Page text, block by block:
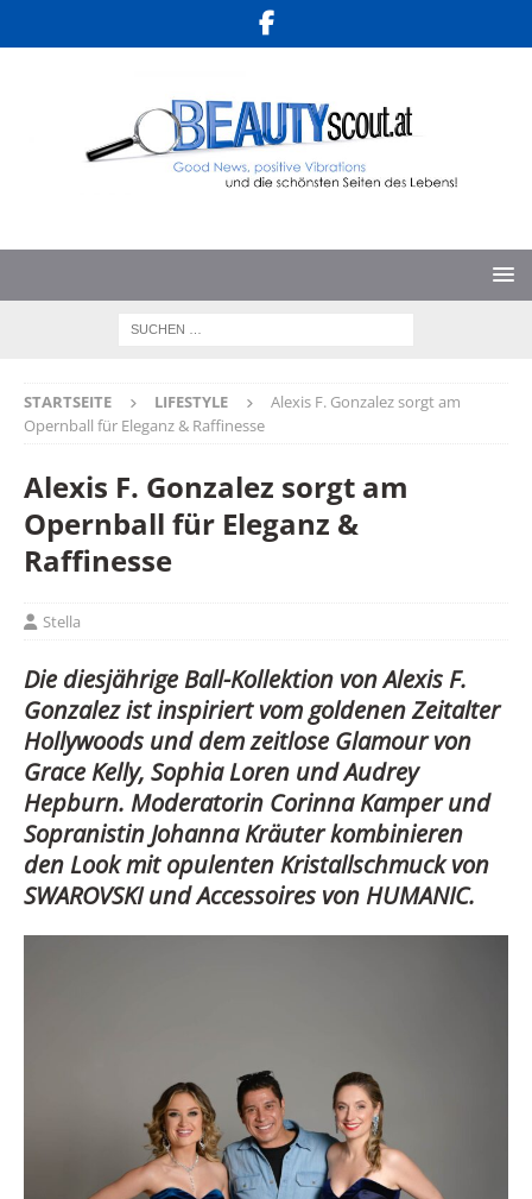
STARTSEITE LIFESTYLE
Alexis F. Gonzalez sorgt am
Opernball für Eleganz & Raffinesse
Alexis F. Gonzalez sorgt am
Opernball für Eleganz &
Raffinesse
Stella
Die diesjährige Ball-Kollektion von Alexis F.
Gonzalez ist inspiriert vom goldenen Zeitalter
Hollywoods und dem zeitlose Glamour von
Grace Kelly, Sophia Loren und Audrey
Hepburn. Moderatorin Corinna Kamper und
Sopranistin Johanna Kräuter kombinieren
den Look mit opulenten Kristallschmuck von
SWAROVSKI und Accessoires von HUMANIC.